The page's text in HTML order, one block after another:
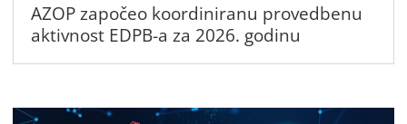
AZOP započeo koordiniranu provedbenu
aktivnost EDPB-a za 2026. godinu